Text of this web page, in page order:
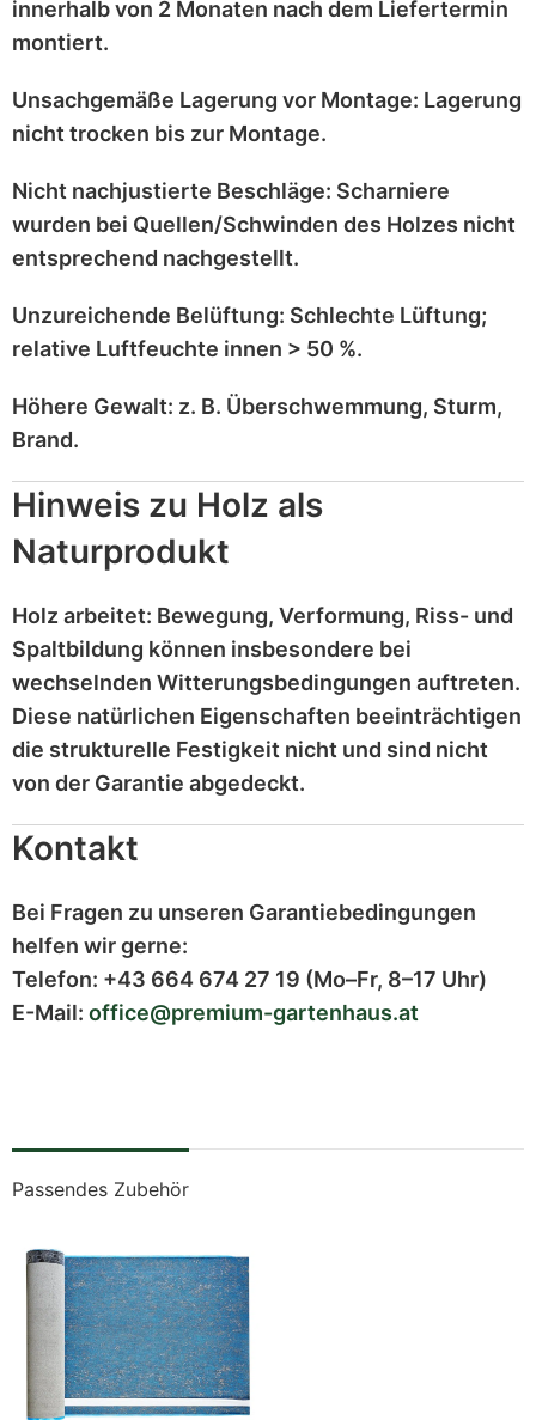
innerhalb von 2 Monaten nach dem Liefertermin
montiert.
Unsachgemäße Lagerung vor Montage: Lagerung
nicht trocken bis zur Montage.
Nicht nachjustierte Beschläge: Scharniere
wurden bei Quellen/Schwinden des Holzes nicht
entsprechend nachgestellt.
Unzureichende Belüftung: Schlechte Lüftung;
relative Luftfeuchte innen > 50 %.
Höhere Gewalt: z. B. Überschwemmung, Sturm,
Brand.
Hinweis zu Holz als
Naturprodukt
Holz arbeitet: Bewegung, Verformung, Riss- und
Spaltbildung können insbesondere bei
wechselnden Witterungsbedingungen auftreten.
Diese natürlichen Eigenschaften beeinträchtigen
die strukturelle Festigkeit nicht und sind nicht
von der Garantie abgedeckt.
Kontakt
Bei Fragen zu unseren Garantiebedingungen
helfen wir gerne:
Telefon: +43 664 674 27 19 (Mo–Fr, 8–17 Uhr)
E-Mail: office@premium-gartenhaus.at
Passendes Zubehör